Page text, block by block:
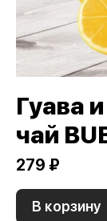
Гуава
чай
279 ₽
В корзину